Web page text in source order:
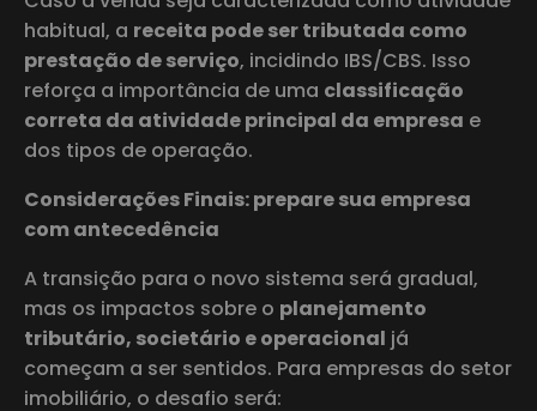
habitual, a receita pode ser tributada como
prestação de serviço, incidindo IBS/CBS. Isso
reforça a importância de uma classificação
correta da atividade principal da empresa e
dos tipos de operação.
Considerações Finais: prepare sua empresa
com antecedência
A transição para o novo sistema será gradual,
mas os impactos sobre o planejamento
tributário, societário e operacional já
começam a ser sentidos. Para empresas do setor
imobiliário, o desafio será: